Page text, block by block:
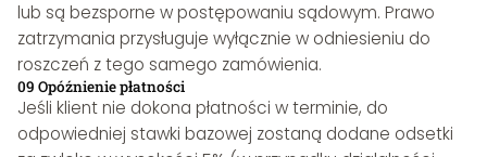
lub są bezsporne w postępowaniu sądowym. Prawo
zatrzymania przysługuje wyłącznie w odniesieniu do
roszczeń z tego samego zamówienia.
09 Opóźnienie płatności
Jeśli klient nie dokona płatności w terminie, do
odpowiedniej stawki bazowej zostaną dodane odsetki